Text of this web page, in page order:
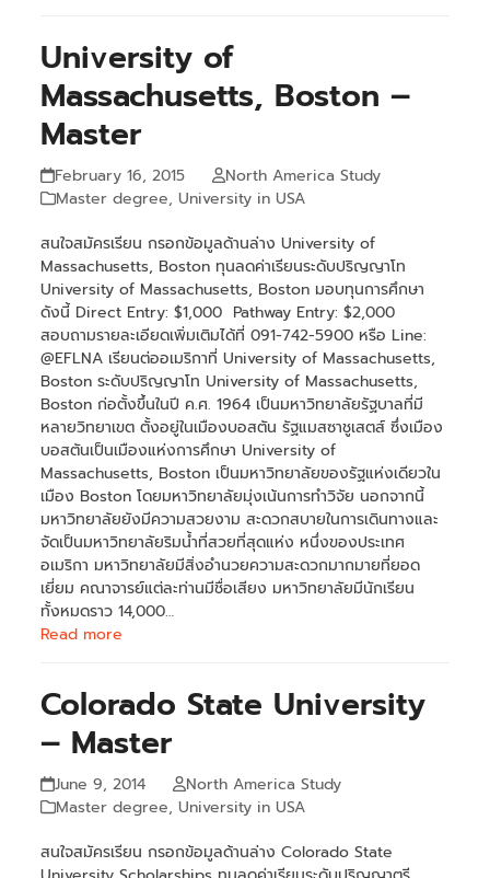
University of
Massachusetts, Boston –
Master
February 16, 2015
North America Study
Master degree,University in USA
สนใจสมัครเรียน กรอกข้อมูลด้านล่าง University of
Massachusetts, Boston ทุนลดค่าเรียนระดับปริญญาโท
University of Massachusetts, Boston มอบทุนการศึกษา
ดังนี้ Direct Entry: $1,000 Pathway Entry: $2,000
สอบถามรายละเอียดเพิ่มเติมได้ที่ 091-742-5900 หรือ Line:
@EFLNA เรียนต่ออเมริกาที่ University of Massachusetts,
Boston ระดับปริญญาโท University of Massachusetts,
Boston ก่อตั้งขึ้นในปี ค.ศ. 1964 เป็นมหาวิทยาลัยรัฐบาลที่มี
หลายวิทยาเขต ตั้งอยู่ในเมืองบอสตัน รัฐแมสซาชูเสตส์ ซึ่งเมือง
บอสตันเป็นเมืองแห่งการศึกษา University of
Massachusetts, Boston เป็นมหาวิทยาลัยของรัฐแห่งเดียวใน
เมือง Boston โดยมหาวิทยาลัยมุ่งเน้นการทำวิจัย นอกจากนี้
มหาวิทยาลัยยังมีความสวยงาม สะดวกสบายในการเดินทางและ
จัดเป็นมหาวิทยาลัยริมน้ำที่สวยที่สุดแห่ง หนึ่งของประเทศ
อเมริกา มหาวิทยาลัยมีสิ่งอำนวยความสะดวกมากมายที่ยอด
เยี่ยม คณาจารย์แต่ละท่านมีชื่อเสียง มหาวิทยาลัยมีนักเรียน
ทั้งหมดราว 14,000…
Read more
Colorado State University
– Master
June 9, 2014
North America Study
Master degree,University in USA
สนใจสมัครเรียน กรอกข้อมูลด้านล่าง Colorado State